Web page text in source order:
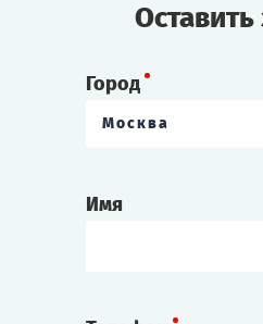
Оставить
Город
Москва
Имя